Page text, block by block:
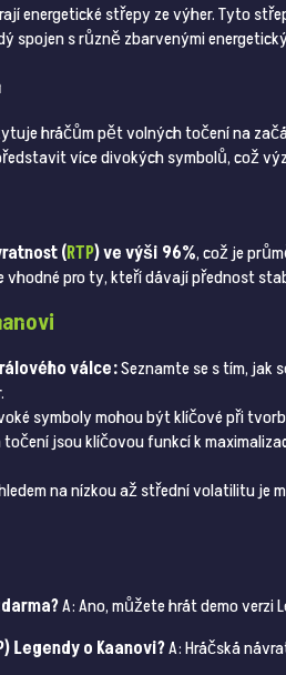
energetické střepy ze výher. Tyto
spojen s různě zbarvenými
hráčům pět volných točení na
více divokých symbolů, což
(RTP) ve výši 96%, což je
pro ty, kteří dávají přednost
válce:Seznamte se s tím, jak
symboly mohou být klíčové při
točení jsou klíčovou funkcí k
na nízkou až střední volatilitu je
A: Ano, můžete hrát demo
Legendy o Kaanovi?A: Hráčská